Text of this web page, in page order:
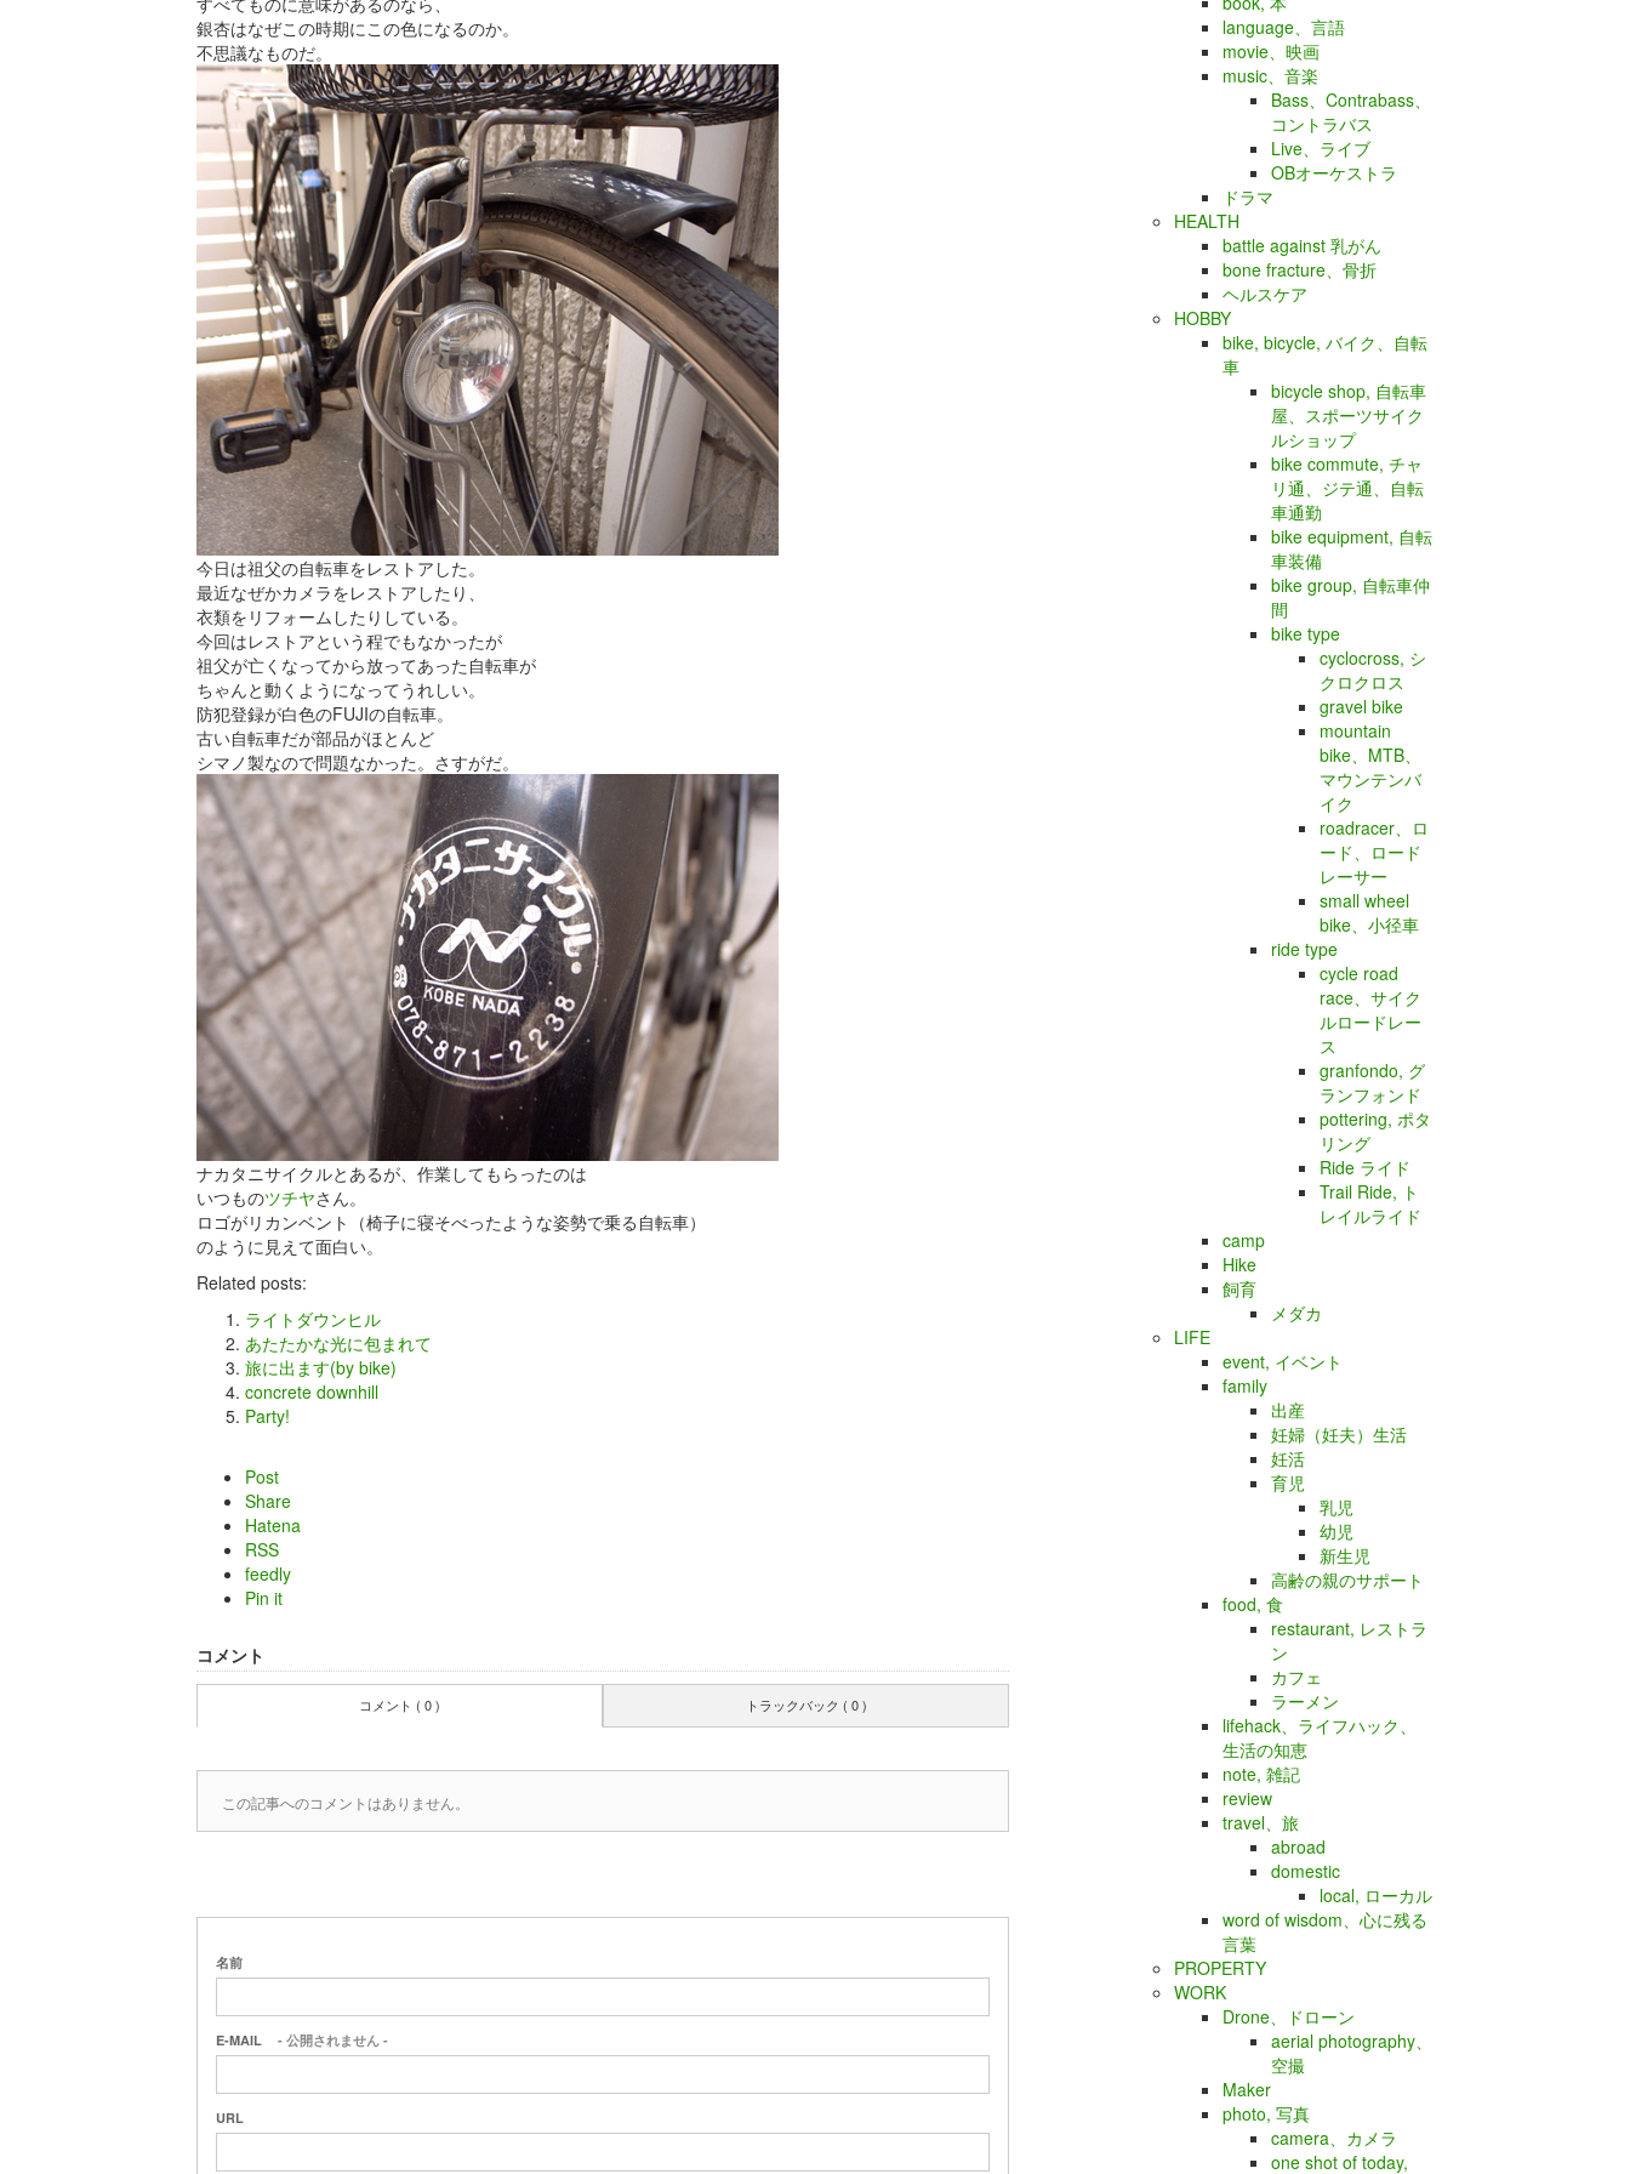
銀杏はなぜこの時期にこの色になるのか。
不思議なものだ。
今日は祖父の自転車をレストアした。
最近なぜかカメラをレストアしたり、
衣類をリフォームしたりしている。
今回はレストアという程でもなかったが
祖父が亡くなってから放ってあった自転車が
ちゃんと動くようになってうれしい。
防犯登録が白色のFUJIの自転車。
古い自転車だが部品がほとんど
シマノ製なので問題なかった。さすがだ。
ナカタニサイクルとあるが、作業してもらったのは
いつものツチヤさん。
ロゴがリカンベント（椅子に寝そべったような姿勢で乗る自転車）
のように見えて面白い。
Related posts:
ライトダウンヒル
あたたかな光に包まれて
旅に出ます(by bike)
concrete downhill
Party!
Post
Share
Hatena
RSS
feedly
Pin it
コメント
コメント ( 0 ) トラックバック ( 0 )
この記事へのコメントはありません。
名前
E-MAIL - 公開されません -
URL
language、言語
movie、映画
music、音楽
Bass、Contrabass、
コントラバス
Live、ライブ
OBオーケストラ
ドラマ
HEALTH
battle against 乳がん
bone fracture、骨折
ヘルスケア
HOBBY
bike, bicycle, バイク、自転
車
bicycle shop, 自転車
屋、スポーツサイク
ルショップ
bike commute, チャ
リ通、ジテ通、自転
車通勤
bike equipment, 自転
車装備
bike group, 自転車仲
間
bike type
cyclocross, シ
クロクロス
gravel bike
mountain
bike、MTB、
マウンテンバ
イク
roadracer、ロ
ード、ロード
レーサー
small wheel
bike、小径車
ride type
cycle road
race、サイク
ルロードレー
ス
granfondo, グ
ランフォンド
pottering, ポタ
リング
Ride ライド
Trail Ride, ト
レイルライド
camp
Hike
飼育
メダカ
LIFE
event, イベント
family
出産
妊婦（妊夫）生活
妊活
育児
乳児
幼児
新生児
高齢の親のサポート
food, 食
restaurant, レストラ
ン
カフェ
ラーメン
lifehack、ライフハック、
生活の知恵
note, 雑記
review
travel、旅
abroad
domestic
local, ローカル
word of wisdom、心に残る
言葉
PROPERTY
WORK
Drone、ドローン
aerial photography、
空撮
Maker
photo, 写真
camera、カメラ
one shot of today,